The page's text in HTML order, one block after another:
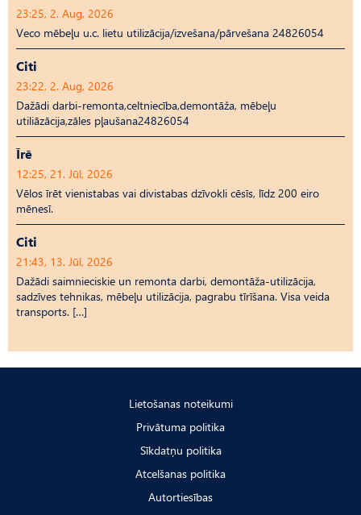
23:25, 2. Aug, 2026
Veco mēbeļu u.c. lietu utilizācija/izvešana/pārvešana 24826054
Citi
23:22, 2. Aug, 2026
Dažādi darbi-remonta,celtniecība,demontāža, mēbeļu
utiliāzācija,zāles pļaušana24826054
Īrē
12:25, 21. Jūl, 2026
Vēlos īrēt vienistabas vai divistabas dzīvokli cēsīs, līdz 200 eiro
mēnesī.
Citi
21:43, 13. Jūl, 2026
Dažādi saimnieciskie un remonta darbi, demontāža-utilizācija,
sadzīves tehnikas, mēbeļu utilizācija, pagrabu tīrīšana. Visa veida
transports. […]
Lietošanas noteikumi
Privātuma politika
Sīkdatņu politika
Atcelšanas politika
Autortiesības